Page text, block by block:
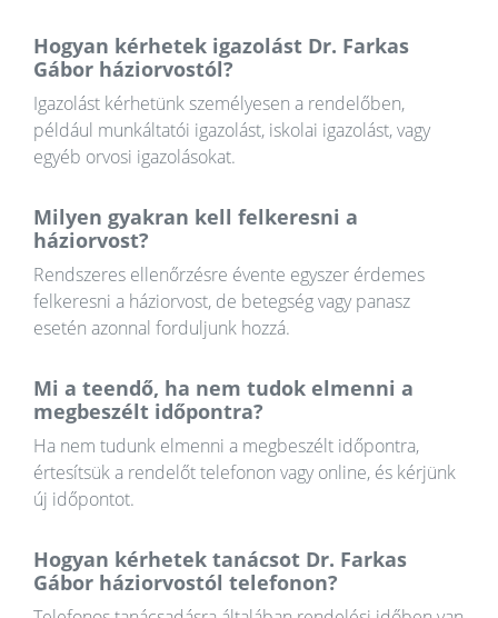
Hogyan kérhetek igazolást Dr. Farkas
Gábor háziorvostól?
Igazolást kérhetünk személyesen a rendelőben,
például munkáltatói igazolást, iskolai igazolást, vagy
egyéb orvosi igazolásokat.
Milyen gyakran kell felkeresni a
háziorvost?
Rendszeres ellenőrzésre évente egyszer érdemes
felkeresni a háziorvost, de betegség vagy panasz
esetén azonnal forduljunk hozzá.
Mi a teendő, ha nem tudok elmenni a
megbeszélt időpontra?
Ha nem tudunk elmenni a megbeszélt időpontra,
értesítsük a rendelőt telefonon vagy online, és kérjünk
új időpontot.
Hogyan kérhetek tanácsot Dr. Farkas
Gábor háziorvostól telefonon?